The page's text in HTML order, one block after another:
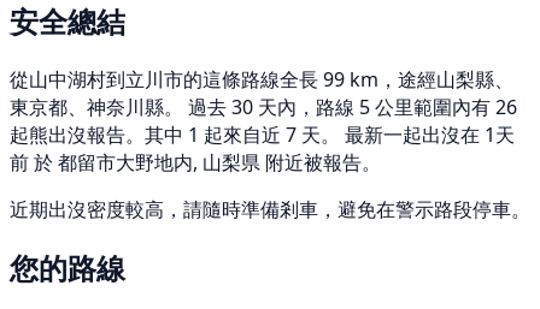
安全總結
從山中湖村到立川市的這條路線全長 99 km，途經山梨縣、
東京都、神奈川縣。 過去 30 天內，路線 5 公里範圍內有 26
起熊出沒報告。其中 1 起來自近 7 天。 最新一起出沒在 1天
前 於 都留市大野地内, 山梨県 附近被報告。
近期出沒密度較高，請隨時準備剎車，避免在警示路段停車。
您的路線